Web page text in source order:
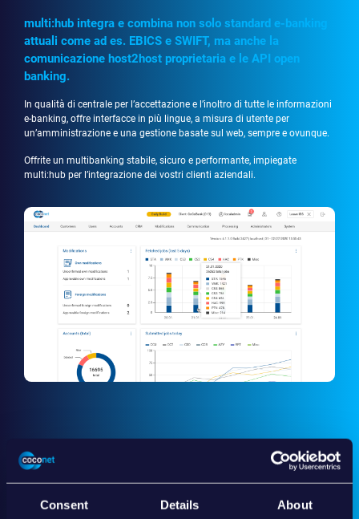
Consent Details About
multi:hub integra e combina non solo standard e-banking
attuali come ad es. EBICS e SWIFT, ma anche la
comunicazione host2host proprietaria e le API open
banking.
In qualità di centrale per l’accettazione e l’inoltro di tutte le informazioni
e-banking, offre interfacce in più lingue, a misura di utente per
un’amministrazione e una gestione basate sul web, sempre e ovunque.
Offrite un multibanking stabile, sicuro e performante, impiegate
multi:hub per l’integrazione dei vostri clienti aziendali.
FEATURES